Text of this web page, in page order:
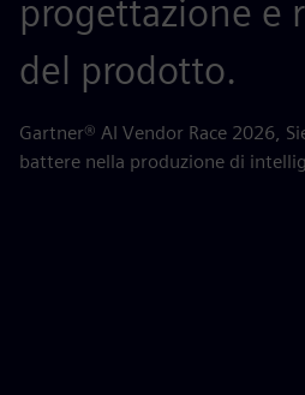
progettazione e
del prodotto.
Gartner® AI Vendor Race 2026,
battere nella produzione di